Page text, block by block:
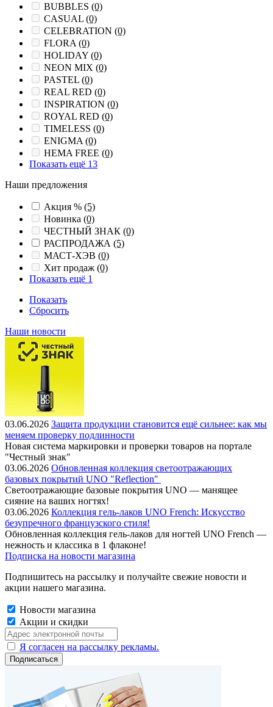
BUBBLES (0)
CASUAL (0)
CELEBRATION (0)
FLORA (0)
HOLIDAY (0)
NEON MIX (0)
PASTEL (0)
REAL RED (0)
INSPIRATION (0)
ROYAL RED (0)
TIMELESS (0)
ENIGMA (0)
HEMA FREE (0)
Показать ещё 13
Наши предложения
Акция % (5)
Новинка (0)
ЧЕСТНЫЙ ЗНАК (0)
РАСПРОДАЖА (5)
МАСТ-ХЭВ (0)
Хит продаж (0)
Показать ещё 1
Показать
Сбросить
Наши новости
03.06.2026 Защита продукции становится ещё сильнее: как мы
меняем проверку подлинности
Новая система маркировки и проверки товаров на портале
"Честный знак"
03.06.2026 Обновленная коллекция светоотражающих
базовых покрытий UNO "Reflection"
Cветоотражающие базовые покрытия UNO — манящее
сияние на ваших ногтях!
03.06.2026 Коллекция гель-лаков UNO French: Искусство
безупречного французского стиля!
Обновленная коллекция гель-лаков для ногтей UNO French —
нежность и классика в 1 флаконе!
Подписка на новости магазина
Подпишитесь на рассылку и получайте свежие новости и
акции нашего магазина.
Новости магазина
Акции и скидки
Я согласен на рассылку рекламы.